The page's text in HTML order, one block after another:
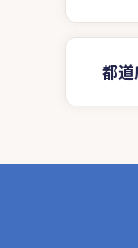
都